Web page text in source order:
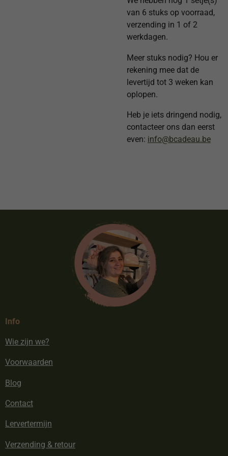
van 6 stuks op voorraad,
verzending in 1 of 2
werkdagen.
Meer stuks nodig? Hou er
rekening mee dat de
levertijd tot 3 weken kan
oplopen.
Heb je iets dringend nodig,
contacteer ons dan eerst
even: info@bcadeau.be
Info
Wie zijn we?
Voorwaarden
Blog
Contact
Lervertermijn
Verzending & retour